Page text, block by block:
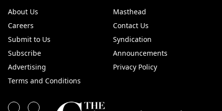
About Us
Masthead
Careers
Contact Us
Submit to Us
Syndication
Subscribe
Announcements
Advertising
Privacy Policy
Terms and Conditions